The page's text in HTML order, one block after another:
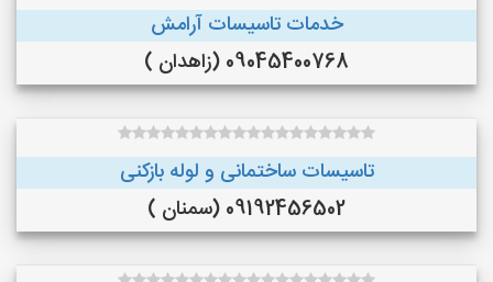
خدمات تاسیسات آرامش
09045400768 (زاهدان )
تاسیسات ساختمانی و لوله بازکنی
09192456502 (سمنان )